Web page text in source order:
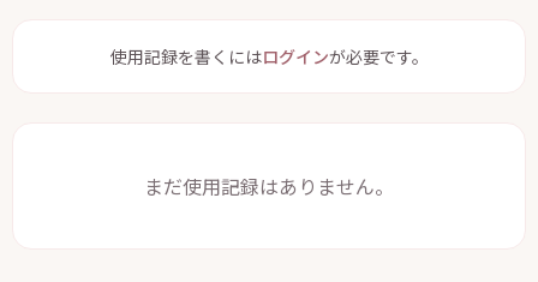
使用記録を書くにはログインが必要です。
まだ使用記録はありません。